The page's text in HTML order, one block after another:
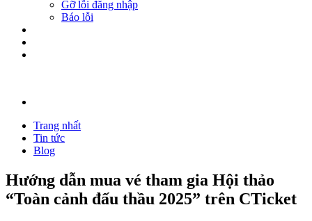
Gỡ lỗi đăng nhập
Báo lỗi
Trang nhất
Tin tức
Blog
Hướng dẫn mua vé tham gia Hội thảo
“Toàn cảnh đấu thầu 2025” trên CTicket